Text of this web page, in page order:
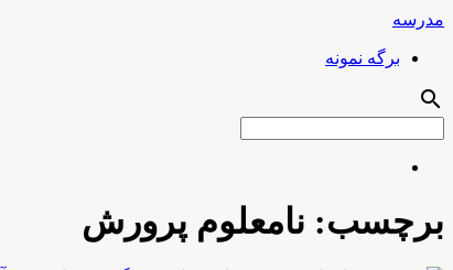
مدرسه
برگه نمونه
search
برچسب: نامعلوم پرورش